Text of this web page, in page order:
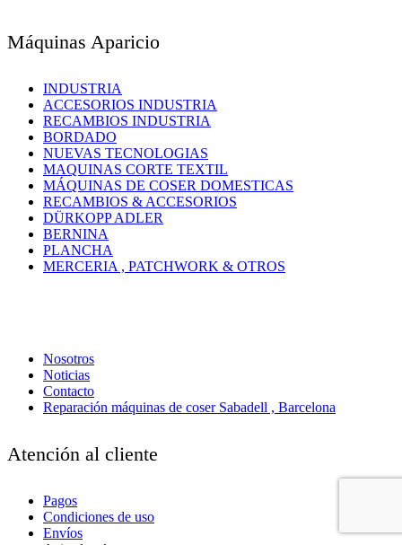
Máquinas Aparicio
INDUSTRIA
ACCESORIOS INDUSTRIA
RECAMBIOS INDUSTRIA
BORDADO
NUEVAS TECNOLOGIAS
MAQUINAS CORTE TEXTIL
MÁQUINAS DE COSER DOMESTICAS
RECAMBIOS & ACCESORIOS
DÜRKOPP ADLER
BERNINA
PLANCHA
MERCERIA , PATCHWORK & OTROS
Nosotros
Noticias
Contacto
Reparación máquinas de coser Sabadell , Barcelona
Atención al cliente
Pagos
Condiciones de uso
Envíos